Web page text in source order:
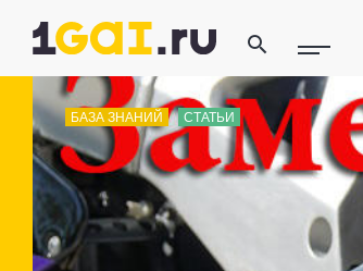
БАЗА ЗНАНИЙ СТАТЬИ